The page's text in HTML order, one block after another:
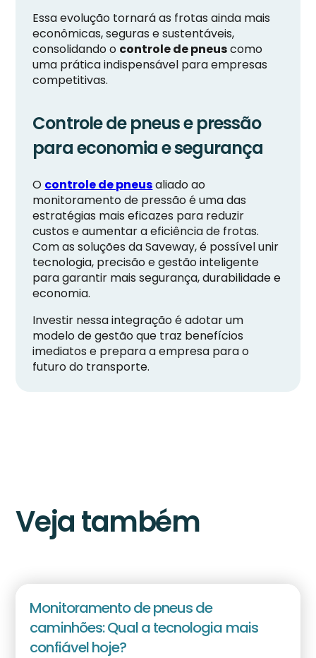
Essa evolução tornará as frotas ainda mais
econômicas, seguras e sustentáveis,
consolidando o controle de pneuscomo
uma prática indispensável para empresas
competitivas.
Controle de pneus e pressão
para economia e segurança
O controle de pneusaliado ao
monitoramento de pressão é uma das
estratégias mais eficazes para reduzir
custos e aumentar a eficiência de frotas.
Com as soluções da Saveway, é possível unir
tecnologia, precisão e gestão inteligente
para garantir mais segurança, durabilidade e
economia.
Investir nessa integração é adotar um
modelo de gestão que traz benefícios
imediatos e prepara a empresa para o
futuro do transporte.
Veja também
Monitoramento de pneus de
caminhões: Qual a tecnologia mais
confiável hoje?